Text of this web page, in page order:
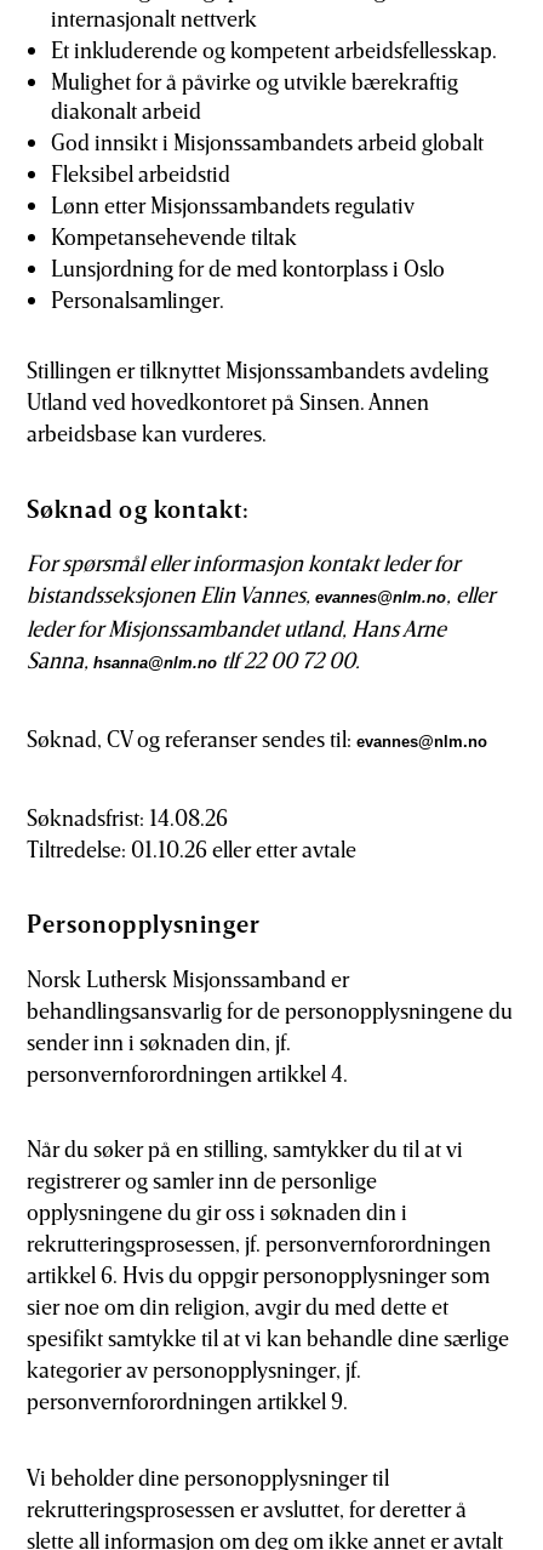
internasjonalt nettverk
Et inkluderende og kompetent arbeidsfellesskap.
Mulighet for å påvirke og utvikle bærekraftig
diakonalt arbeid
God innsikt i Misjonssambandets arbeid globalt
Fleksibel arbeidstid
Lønn etter Misjonssambandets regulativ
Kompetansehevende tiltak
Lunsjordning for de med kontorplass i Oslo
Personalsamlinger.
Stillingen er tilknyttet Misjonssambandets avdeling
Utland ved hovedkontoret på Sinsen. Annen
arbeidsbase kan vurderes.
Søknad og kontakt:
For spørsmål eller informasjon kontakt leder for
bistandsseksjonen Elin Vannes,evannes@nlm.no, eller
leder for Misjonssambandet utland, Hans Arne
Sanna,hsanna@nlm.no tlf 22 00 72 00.
Søknad, CV og referanser sendes til:evannes@nlm.no
Søknadsfrist: 14.08.26
Tiltredelse: 01.10.26 eller etter avtale
Personopplysninger
Norsk Luthersk Misjonssamband er
behandlingsansvarlig for de personopplysningene du
sender inn i søknaden din, jf.
personvernforordningen artikkel 4.
Når du søker på en stilling, samtykker du til at vi
registrerer og samler inn de personlige
opplysningene du gir oss i søknaden din i
rekrutteringsprosessen, jf. personvernforordningen
artikkel 6. Hvis du oppgir personopplysninger som
sier noe om din religion, avgir du med dette et
spesifikt samtykke til at vi kan behandle dine særlige
kategorier av personopplysninger, jf.
personvernforordningen artikkel 9.
Vi beholder dine personopplysninger til
rekrutteringsprosessen er avsluttet, for deretter å
slette all informasjon om deg om ikke annet er avtalt